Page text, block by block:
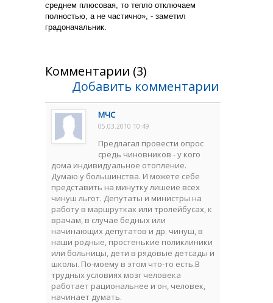
среднем плюсовая, то тепло отключаем
полностью, а не частично», - заметил
градоначальник.
Комментарии (3)
Добавить комментарии
МЧС
05.03.2010 10:49
Предлагал провести опрос
средь чиновников - у кого
дома индивидуальное отопление.
Думаю у большинства. И можете себе
представить на минутку лишеие всех
чинуш льгот. Депутаты и министры на
работу в маршрутках или тролейбусах, к
врачам, в случае бедных или
начинающих депутатов и др. чинуш, в
наши родные, простенькие поликлиники
или больницы, дети в рядовые детсады и
школы. По-моему в этом что-то есть.В
трудных условиях мозг человека
работает рациональнее и он, человек,
начинает думать.